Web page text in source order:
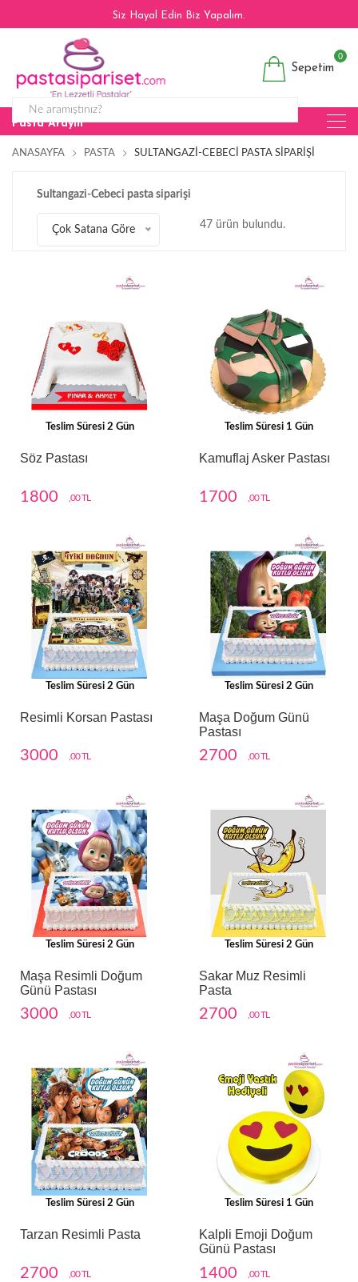
Siz Hayal Edin Biz Yapalım.
Sepetim
0
Pasta Arayın
ANASAYFA PASTA SULTANGAZI-CEBECI PASTA SIPARIŞI
Sultangazi-Cebeci pasta siparişi
Çok Satana Göre 47 ürün bulundu.
Teslim Süresi 2 Gün
Söz Pastası
1800 ,00 TL
Teslim Süresi 1 Gün
Kamuflaj Asker Pastası
1700 ,00 TL
Teslim Süresi 2 Gün
Resimli Korsan Pastası
3000 ,00 TL
Teslim Süresi 2 Gün
Maşa Doğum Günü
Pastası
2700 ,00 TL
Teslim Süresi 2 Gün
Maşa Resimli Doğum
Günü Pastası
3000 ,00 TL
Teslim Süresi 2 Gün
Sakar Muz Resimli
Pasta
2700 ,00 TL
Teslim Süresi 2 Gün
Tarzan Resimli Pasta
2700 ,00 TL
Teslim Süresi 1 Gün
Kalpli Emoji Doğum
Günü Pastası
1400 ,00 TL